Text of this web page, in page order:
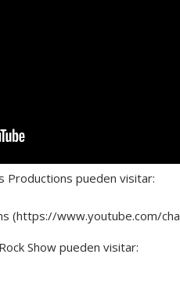
Productions pueden visitar:
(https://www.youtube.com/
Show pueden visitar: